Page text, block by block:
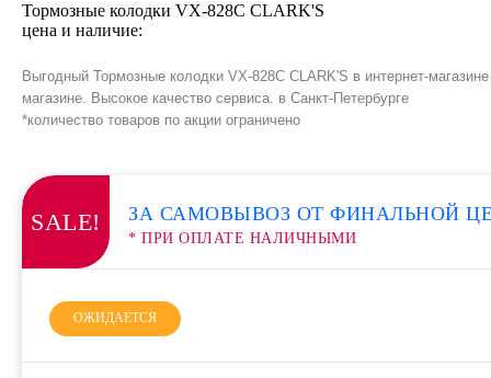
Тормозные колодки VX-828C CLARK'S
цена и наличие:
Выгодный Тормозные колодки VX-828C CLARK'S в интернет-
магазине. Высокое качество сервиса. в Санкт-Петербурге
*количество товаров по акции ограничено
SALE! ЗА САМОВЫВОЗ ОТ ФИНАЛЬНОЙ
* ПРИ ОПЛАТЕ НАЛИЧНЫМИ
ОЖИДАЕТСЯ